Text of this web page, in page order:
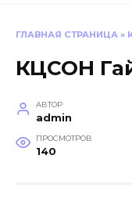
ГЛАВНАЯ СТРАНИЦА »
КЦСОН
АВТОР
admin
ПРОСМОТРОВ
140